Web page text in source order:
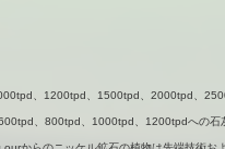
、1200tpd、1500tpd、2000tpd、
、800tpd、1000tpd、1200tpdへの石